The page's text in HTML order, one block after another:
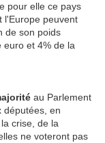
pour elle ce pays
l'Europe peuvent
de son poids
euro et 4% de la
au Parlement
députées, en
crise, de la
ne voteront pas